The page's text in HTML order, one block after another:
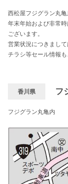
西松屋フジグラン丸
年末年始および非常
ございます。
営業状況につきまし
チラシ等セール情報も
香川県 フ
フジグラン丸亀内